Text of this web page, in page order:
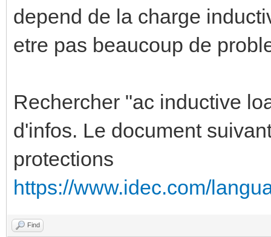
depend de la charge
etre pas beaucoup de
Rechercher "ac inductive
d'infos. Le document
protections
https://www.idec.com/
Find